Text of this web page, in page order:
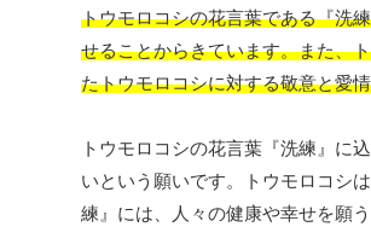
トウモロコシの花言葉である『洗
せることからきています。また、
たトウモロコシに対する敬意と愛
トウモロコシの花言葉『洗練』に
いという願いです。トウモロコシ
練』には、人々の健康や幸せを願